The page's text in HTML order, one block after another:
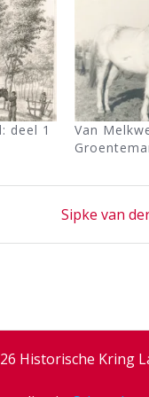
deel 1
Van
Next
Sipke van
Historische Kring